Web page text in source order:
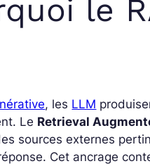
le
, les LLM
Le Retrieval
sources externes
Cet ancrage